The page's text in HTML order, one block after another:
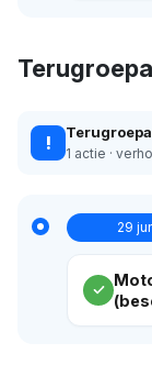
! 1 actie ·
29